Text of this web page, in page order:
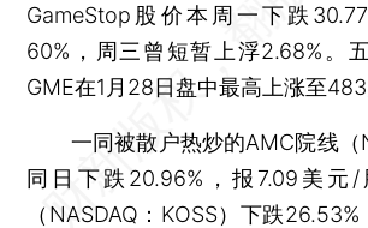
GameStop股价本周一下跌
60%，周三曾短暂上浮2.68%。
GME在1月28日盘中最高上涨至483
一同被散户热炒的AMC院线（
同日下跌20.96%，报7.09美元
（NASDAQ：KOSS）下跌